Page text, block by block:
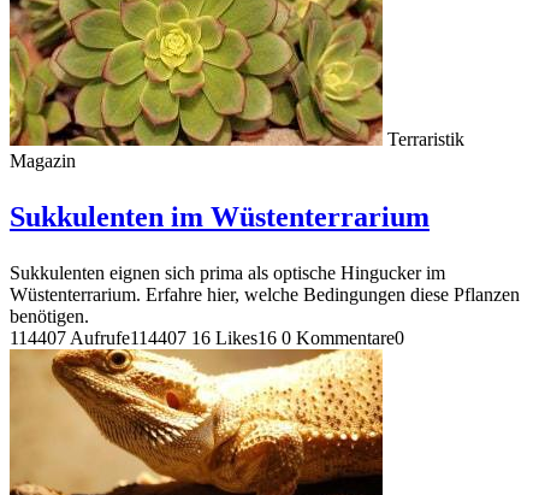
Terraristik
Magazin
Sukkulenten im Wüstenterrarium
Sukkulenten eignen sich prima als optische Hingucker im
Wüstenterrarium. Erfahre hier, welche Bedingungen diese Pflanzen
benötigen.
114407 Aufrufe114407 16 Likes16 0 Kommentare0